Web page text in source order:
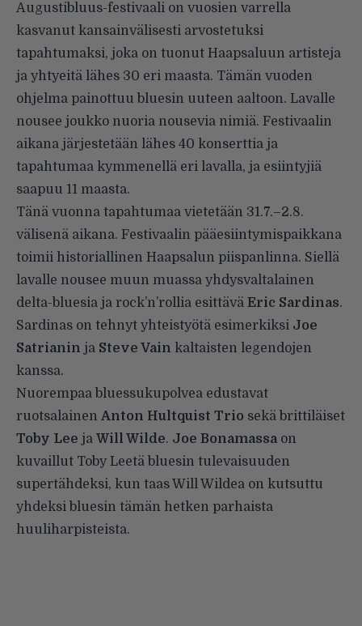
Augustibluus-festivaali on vuosien varrella
kasvanut kansainvälisesti arvostetuksi
tapahtumaksi, joka on tuonut Haapsaluun artisteja
ja yhtyeitä lähes 30 eri maasta. Tämän vuoden
ohjelma painottuu bluesin uuteen aaltoon. Lavalle
nousee joukko nuoria nousevia nimiä. Festivaalin
aikana järjestetään lähes 40 konserttia ja
tapahtumaa kymmenellä eri lavalla, ja esiintyjiä
saapuu 11 maasta.
Tänä vuonna tapahtumaa vietetään 31.7.–2.8.
välisenä aikana. Festivaalin pääesiintymispaikkana
toimii historiallinen Haapsalun piispanlinna. Siellä
lavalle nousee muun muassa yhdysvaltalainen
delta-bluesia ja rock’n’rollia esittävä Eric Sardinas.
Sardinas on tehnyt yhteistyötä esimerkiksi Joe
Satrianin ja Steve Vain kaltaisten legendojen
kanssa.
Nuorempaa bluessukupolvea edustavat
ruotsalainen Anton Hultquist Trio sekä brittiläiset
Toby Lee ja Will Wilde. Joe Bonamassa on
kuvaillut Toby Leetä bluesin tulevaisuuden
supertähdeksi, kun taas Will Wildea on kutsuttu
yhdeksi bluesin tämän hetken parhaista
huuliharpisteista.